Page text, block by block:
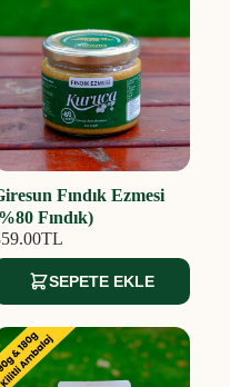
Fındık Ezmesi
Fındık)
SEPETE EKLE